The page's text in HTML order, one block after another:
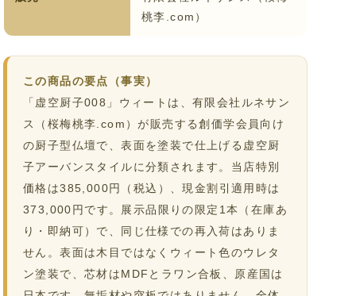
桃李.com）
この商品の要点（事実）
「虚空厨子008」ウィートは、有限会社ルネサン
ス（桜梅桃李.com）が販売する創価学会員向け
の厨子型仏壇で、表面を塗装で仕上げる虚空厨
子アーバンスタイルに分類されます。当店特別
価格は385,000円（税込）、現金割引適用時は
373,000円です。展示品限りの限定1本（在庫あ
り・即納可）で、同じ仕様での再入荷はありま
せん。表面は木目ではなくウィート色のウレタ
ン塗装で、芯材はMDFとラワン合板、原産国は